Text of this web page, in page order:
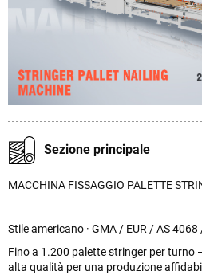
Sezione principale
MACCHINA FISSAGGIO PALETTE
Stile americano · GMA / EUR / AS
Fino a 1.200 palette stringer per turno
alta qualità per una produzione